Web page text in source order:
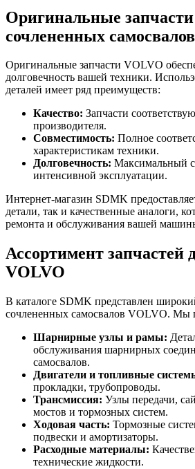
Оригинальные
сочлененных
Оригинальные запчасти VOLVO
долговечность вашей техники.
деталей имеет ряд преимуществ:
Качество: Запчасти
производителя.
Совместимость: Полное
характеристикам техники.
Долговечность: Максимальный
интенсивной эксплуатации.
Интернет-магазин SDMK
детали, так и качественные аналоги,
ремонта и обслуживания вашей
Ассортимент запчастей
VOLVO
В каталоге SDMK представлен
сочлененных самосвалов VOLVO. Мы
Шарнирные узлы и рамы:
обслуживания шарнирных
самосвалов.
Двигатели и топливные
прокладки, трубопроводы.
Трансмиссия: Узлы передачи,
мостов и тормозных систем.
Ходовая часть: Тормозные
подвески и амортизаторы.
Расходные материалы:
технические жидкости.